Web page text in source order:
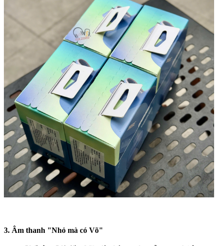
3. Âm thanh "Nhỏ mà có Võ"